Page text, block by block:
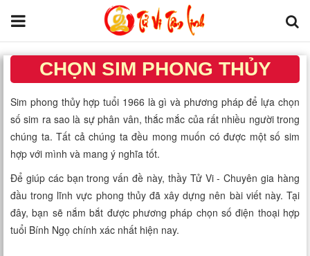
Trang chủ
Tử Vi Đẩu Số
Tử Vi 12 Con Giáp
Phong thủy
Kinh Dịch
CHỌN SIM PHONG THỦY
HỢP TUỔI BÍNH NGỌ 1966
THẾ NÀO?
Sim phong thủy hợp tuổi 1966 là gì và phương pháp để lựa chọn
số sim ra sao là sự phân vân, thắc mắc của rất nhiều người trong
chúng ta. Tất cả chúng ta đều mong muốn có được một số sim
hợp với mình và mang ý nghĩa tốt.
Để giúp các bạn trong vấn đề này, thầy Tử Vi - Chuyên gia hàng
đầu trong lĩnh vực phong thủy đã xây dựng nên bài viết này. Tại
đây, bạn sẽ nắm bắt được phương pháp chọn số điện thoại hợp
tuổi Bính Ngọ chính xác nhất hiện nay.